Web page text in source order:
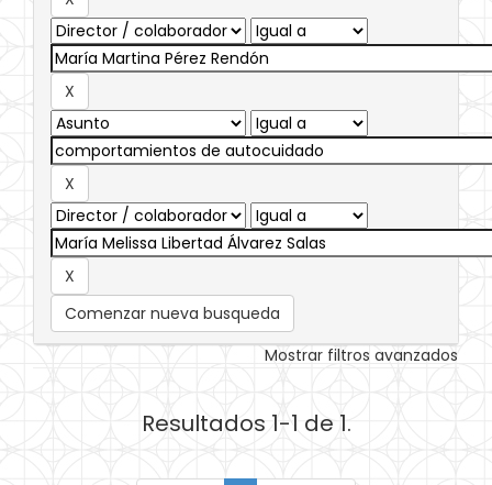
Comenzar nueva busqueda
Mostrar filtros avanzados
Resultados 1-1 de 1.